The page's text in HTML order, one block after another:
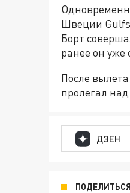
Швеции
Борт
ранее он
После
пролегал
ДЗЕН